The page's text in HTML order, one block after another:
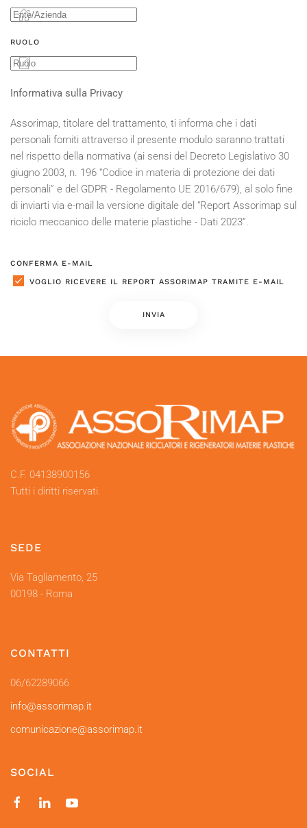
RUOLO
Informativa sulla Privacy
Assorimap, titolare del trattamento, ti informa che i dati
personali forniti attraverso il presente modulo saranno trattati
nel rispetto della normativa (ai sensi del Decreto Legislativo 30
giugno 2003, n. 196 “Codice in materia di protezione dei dati
personali” e del GDPR - Regolamento UE 2016/679), al solo fine
di inviarti via e-mail la versione digitale del “Report Assorimap sul
riciclo meccanico delle materie plastiche - Dati 2023”.
CONFERMA E-MAIL
VOGLIO RICEVERE IL REPORT ASSORIMAP TRAMITE E-MAIL
C.F. 04138900156
Tutti i diritti riservati.
SEDE
Via Tagliamento, 25
00198 - Roma
CONTATTI
06/62289066
info@assorimap.it
comunicazione@assorimap.it
SOCIAL